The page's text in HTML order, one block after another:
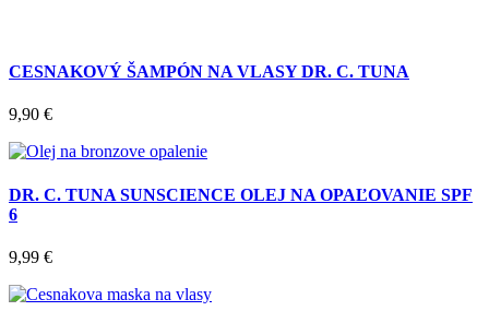
CESNAKOVÝ ŠAMPÓN NA VLASY DR. C. TUNA
9,90 €
DR. C. TUNA SUNSCIENCE OLEJ NA OPAĽOVANIE SPF
6
9,99 €